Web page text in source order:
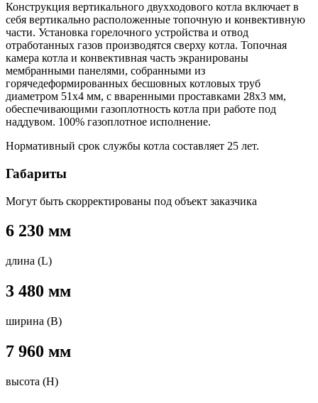
Конструкция вертикального двухходового котла включает в
себя вертикально расположенные топочную и конвективную
части. Установка горелочного устройства и отвод
отработанных газов производятся сверху котла. Топочная
камера котла и конвективная часть экранированы
мембранными панелями, собранными из
горячедеформированных бесшовных котловых труб
диаметром 51х4 мм, с вваренными проставками 28х3 мм,
обеспечивающими газоплотность котла при работе под
наддувом. 100% газоплотное исполнение.
Нормативный срок службы котла составляет 25 лет.
Габариты
Могут быть скорректированы под объект заказчика
6 230 мм
длина (L)
3 480 мм
ширина (B)
7 960 мм
высота (H)